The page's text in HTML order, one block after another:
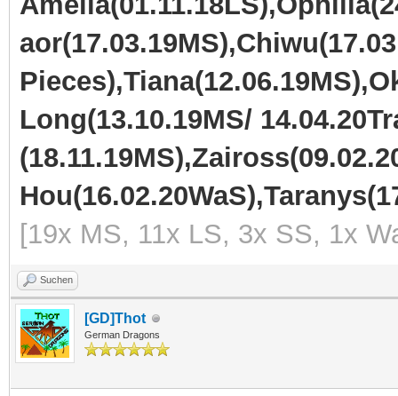
Long(13.10.19MS/
[19x MS, 11x LS, 3x SS, 1x
Suchen
[GD]Thot
German Dragons